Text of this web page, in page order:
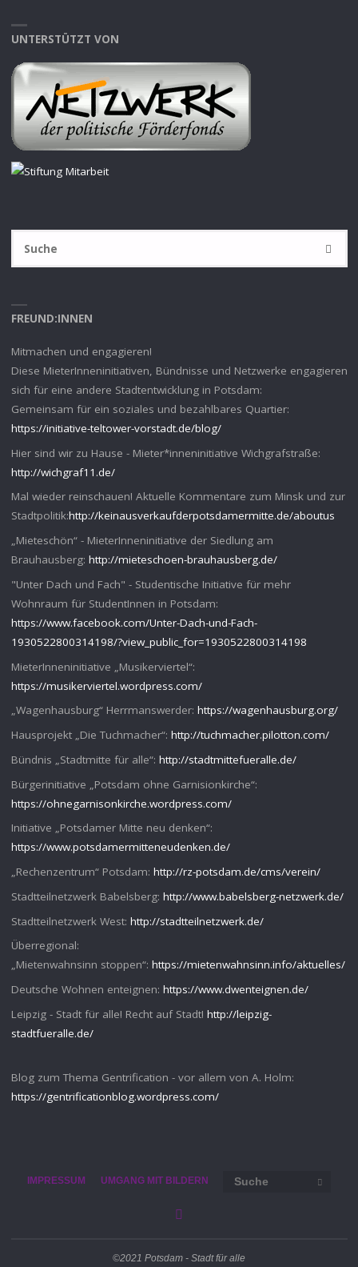
UNTERSTÜTZT VON
SUCHE
FREUND:INNEN
Mitmachen und engagieren!
Diese MieterInneninitiativen, Bündnisse und Netzwerke engagieren
sich für eine andere Stadtentwicklung in Potsdam:
Gemeinsam für ein soziales und bezahlbares Quartier:
https://initiative-teltower-vorstadt.de/blog/
Hier sind wir zu Hause - Mieter*inneninitiative Wichgrafstraße:
http://wichgraf11.de/
Mal wieder reinschauen! Aktuelle Kommentare zum Minsk und zur
Stadtpolitik:http://keinausverkaufderpotsdamermitte.de/aboutus
„Mieteschön“ - MieterInneninitiative der Siedlung am
Brauhausberg: http://mieteschoen-brauhausberg.de/
"Unter Dach und Fach" - Studentische Initiative für mehr
Wohnraum für StudentInnen in Potsdam:
https://www.facebook.com/Unter-Dach-und-Fach-
1930522800314198/?view_public_for=1930522800314198
MieterInneninitiative „Musikerviertel“:
https://musikerviertel.wordpress.com/
„Wagenhausburg“ Herrmanswerder: https://wagenhausburg.org/
Hausprojekt „Die Tuchmacher“: http://tuchmacher.pilotton.com/
Bündnis „Stadtmitte für alle“: http://stadtmittefueralle.de/
Bürgerinitiative „Potsdam ohne Garnisionkirche“:
https://ohnegarnisonkirche.wordpress.com/
Initiative „Potsdamer Mitte neu denken“:
https://www.potsdamermitteneudenken.de/
„Rechenzentrum“ Potsdam: http://rz-potsdam.de/cms/verein/
Stadtteilnetzwerk Babelsberg: http://www.babelsberg-netzwerk.de/
Stadtteilnetzwerk West: http://stadtteilnetzwerk.de/
Überregional:
„Mietenwahnsinn stoppen“: https://mietenwahnsinn.info/aktuelles/
Deutsche Wohnen enteignen: https://www.dwenteignen.de/
Leipzig - Stadt für alle! Recht auf Stadt! http://leipzig-
stadtfueralle.de/
Blog zum Thema Gentrification - vor allem von A. Holm:
https://gentrificationblog.wordpress.com/
IMPRESSUM UMGANG MIT BILDERN SUCHE
©2021 Potsdam - Stadt für alle